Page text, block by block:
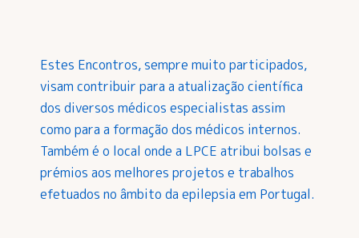
Estes Encontros, sempre muito participados,
visam contribuir para a atualização científica
dos diversos médicos especialistas assim
como para a formação dos médicos internos.
Também é o local onde a LPCE atribui bolsas e
prémios aos melhores projetos e trabalhos
efetuados no âmbito da epilepsia em Portugal.